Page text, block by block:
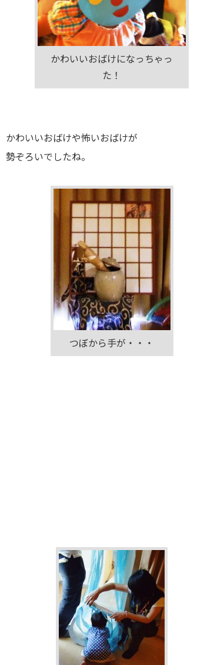
かわいいおばけになっちゃっ
た！
かわいいおばけや怖いおばけが
勢ぞろいでしたね。
つぼから手が・・・